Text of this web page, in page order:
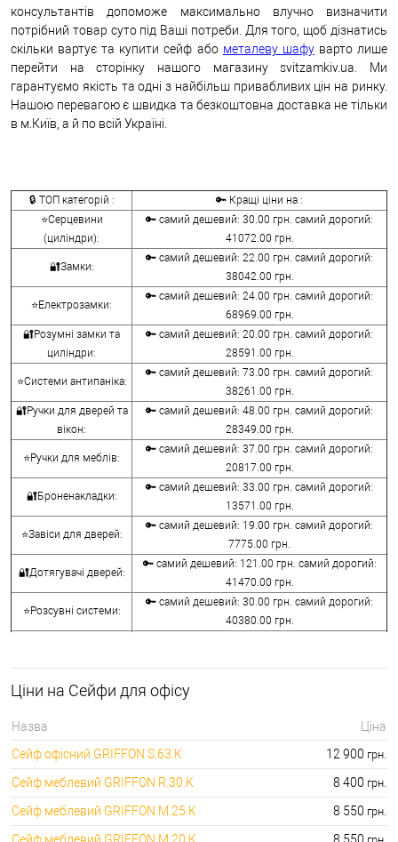
консультантів допоможе максимально влучно визначити
потрібний товар суто під Ваші потреби. Для того, щоб дізнатись
скільки вартує та купити сейф або металеву шафуварто лише
перейти на сторінку нашого магазину svitzamkiv.ua. Ми
гарантуємо якість та одні з найбільш привабливих цін на ринку.
Нашою перевагою є швидка та безкоштовна доставка не тільки
в м.Київ, а й по всій Україні.
🔒 ТОП категорій :
🔑 Кращі ціни на :
⭐Серцевини
(циліндри):
🔑 самий дешевий: 30.00 грн. самий дорогий:
41072.00 грн.
🔐Замки:
🔑 самий дешевий: 22.00 грн. самий дорогий:
38042.00 грн.
⭐Електрозамки:
🔑 самий дешевий: 24.00 грн. самий дорогий:
68969.00 грн.
🔐Розумні замки та
циліндри:
🔑 самий дешевий: 20.00 грн. самий дорогий:
28591.00 грн.
⭐Системи антипаніка:
🔑 самий дешевий: 73.00 грн. самий дорогий:
38261.00 грн.
🔐Ручки для дверей та
вікон:
🔑 самий дешевий: 48.00 грн. самий дорогий:
28349.00 грн.
⭐Ручки для меблів:
🔑 самий дешевий: 37.00 грн. самий дорогий:
20817.00 грн.
🔐Броненакладки:
🔑 самий дешевий: 33.00 грн. самий дорогий:
13571.00 грн.
⭐Завіси для дверей:
🔑 самий дешевий: 19.00 грн. самий дорогий:
7775.00 грн.
🔐Дотягувачі дверей:
🔑 самий дешевий: 121.00 грн. самий дорогий:
41470.00 грн.
⭐Розсувні системи:
🔑 самий дешевий: 30.00 грн. самий дорогий:
40380.00 грн.
⭐Сейфи:
🔐Домофони:
⭐Сигналізація AJAX:
🔑 самий дешевий: грн. самий дорогий: грн.
Ціни на Сейфи для офісу
Назва
Ціна
Сейф офісний GRIFFON S.63.K
12 900 грн.
Сейф меблевий GRIFFON R.30.K 8 400 грн.
Сейф меблевий GRIFFON M.25.K 8 550 грн.